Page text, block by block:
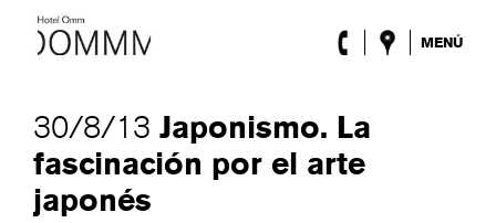
MENÚ
Roca Barcelona
Spa
Terraza
Lobby & Club
30/8/13 Japonismo. La
fascinación por el arte
japonés